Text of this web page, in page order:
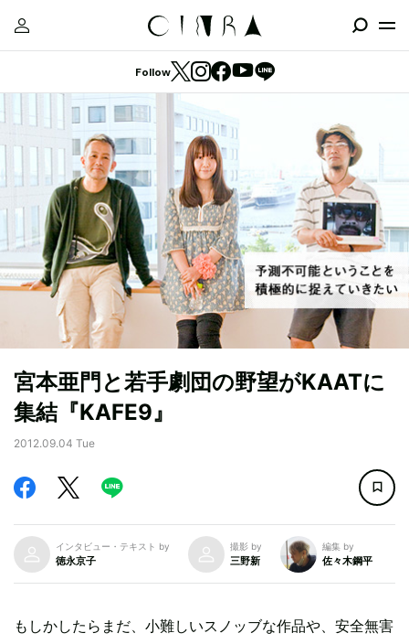
Follow
宮本亜門と若手劇団の野望がKAATに
集結『KAFE9』
2012.09.04 Tue
インタビュー・テキスト by
徳永京子
撮影 by
三野新
編集 by
佐々木鋼平
もしかしたらまだ、小難しいスノッブな作品や、安全無害